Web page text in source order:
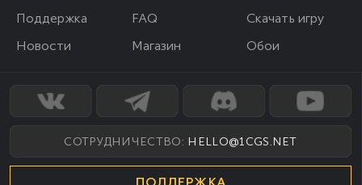
Поддержка
FAQ
Скачать игру
Новости
Магазин Обои
СОТРУДНИЧЕСТВО: HELLO@1CGS.NET
ПОДДЕРЖКА